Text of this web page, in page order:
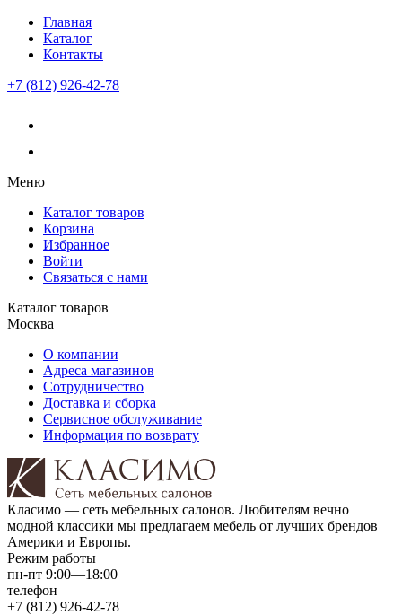
Главная
Каталог
Контакты
+7 (812) 926-42-78
Меню
Каталог товаров
Корзина
Избранное
Войти
Связаться с нами
Каталог товаров
Москва
О компании
Адреса магазинов
Сотрудничество
Доставка и сборка
Сервисное обслуживание
Информация по возврату
Класимо — cеть мебельных салонов. Любителям вечно
модной классики мы предлагаем мебель от лучших брендов
Америки и Европы.
Режим работы
пн-пт 9:00—18:00
телефон
+7 (812) 926-42-78